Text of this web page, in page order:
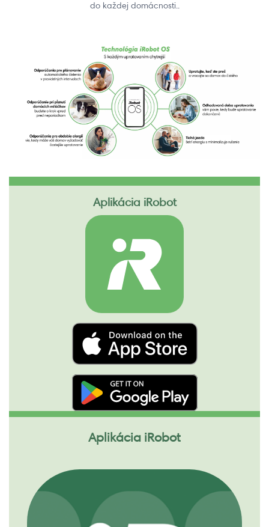
do každej domácnosti..
Aplikácia iRobot
Aplikácia iRobot